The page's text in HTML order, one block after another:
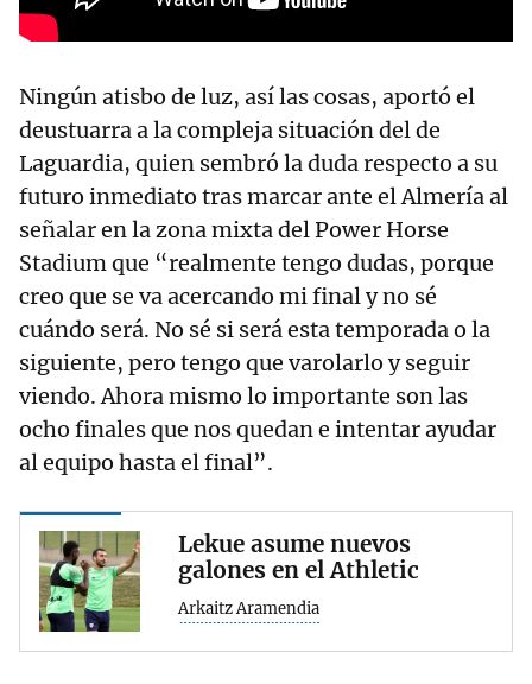
Ningún atisbo de luz, así las cosas, aportó el
deustuarra a la compleja situación del de
Laguardia, quien sembró la duda respecto a su
futuro inmediato tras marcar ante el Almería al
señalar en la zona mixta del Power Horse
Stadium que “realmente tengo dudas, porque
creo que se va acercando mi final y no sé
cuándo será. No sé si será esta temporada o la
siguiente, pero tengo que varolarlo y seguir
viendo. Ahora mismo lo importante son las
ocho finales que nos quedan e intentar ayudar
al equipo hasta el final”.
Lekue asume nuevos
galones en el Athletic
Arkaitz Aramendia